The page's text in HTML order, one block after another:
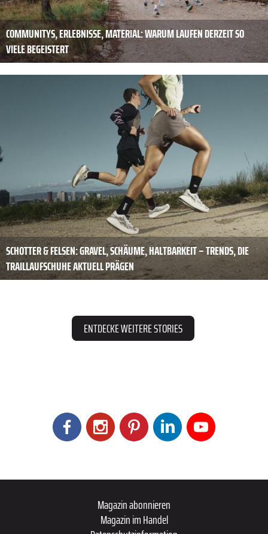
COMMUNITYS, ERLEBNISSE, MATERIAL: WARUM LAUFEN DERZEIT SO
VIELE BEGEISTERT
SCHOTTER & FELSEN: GRAVEL, SCHÄUME, HALTBARKEIT – TRENDS, DIE
TRAILLAUFSCHUHE AKTUELL PRÄGEN
ENTDECKE WEITERE STORIES
Magazin abonnieren
Magazin im Handel